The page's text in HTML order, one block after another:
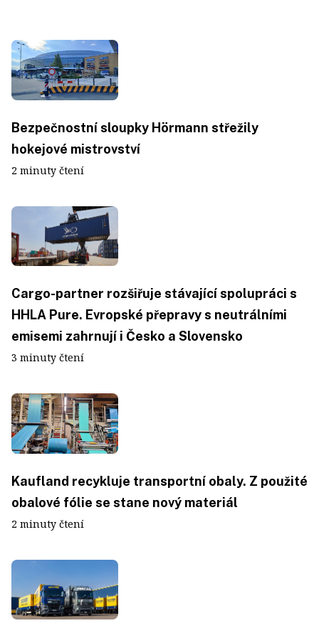
Bezpečnostní sloupky Hörmann střežily
hokejové mistrovství
2 minuty čtení
Cargo-partner rozšiřuje stávající spolupráci s
HHLA Pure. Evropské přepravy s neutrálními
emisemi zahrnují i Česko a Slovensko
3 minuty čtení
Kaufland recykluje transportní obaly. Z použité
obalové fólie se stane nový materiál
2 minuty čtení